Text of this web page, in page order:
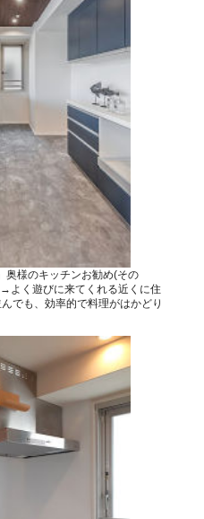
様のキッチンお勧め(その
よく遊びに来てくれる近くに住
でも、効率的で料理がはかどり